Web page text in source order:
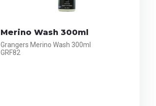
Merino Wash 300ml
Grangers Merino Wash 300ml
GRF82